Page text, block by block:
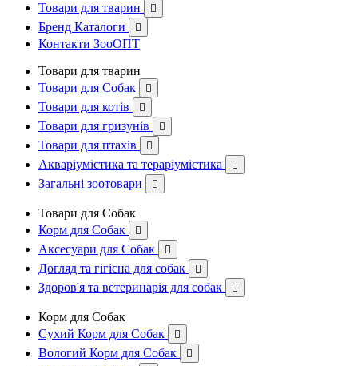
Товари для тварин 
Бренд Каталоги 
Контакти ЗооОПТ
Товари для тварин
Товари для Собак

Товари для котів 
Товари для гризунів 
Товари для птахів 
Акваріумістика та тераріумістика 
Загальні зоотовари 
Товари для Собак
Корм для Собак

Аксесуари для Собак 
Догляд та гігієна для собак 
Здоров'я та ветеринарія для собак 
Корм для Собак
Сухий Корм для Собак

Вологий Корм для Собак 